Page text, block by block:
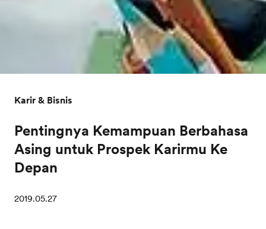
Karir & Bisnis
Pentingnya Kemampuan Berbahasa
Asing untuk Prospek Karirmu Ke
Depan
2019.05.27